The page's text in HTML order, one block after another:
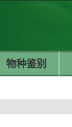
物种鉴别